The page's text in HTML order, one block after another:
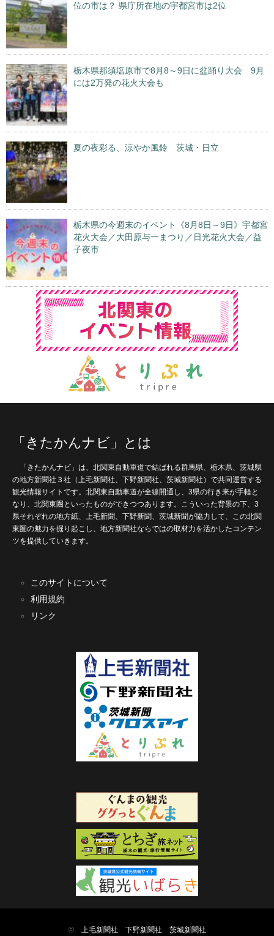
位の市は？ 県庁所在地の宇都宮市は2位
栃木県那須塩原市で8月8～9日に盆踊り大会 9月
には2万発の花火大会も
夏の夜彩る、涼やか風鈴 茨城・日立
栃木県の今週末のイベント《8月8日～9日》宇都宮
花火大会／大田原与一まつり／日光花火大会／益
子夜市
「きたかんナビ」とは
「きたかんナビ」は、北関東自動車道で結ばれる群馬県、栃木県、茨城県
の地方新聞社３社（上毛新聞社、下野新聞社、茨城新聞社）で共同運営する
観光情報サイトです。北関東自動車道が全線開通し、3県の行き来が手軽と
なり、北関東圏といったものができつつあります。こういった背景の下、3
県それぞれの地方紙、上毛新聞、下野新聞、茨城新聞が協力して、この北関
東圏の魅力を掘り起こし、地方新聞社ならではの取材力を活かしたコンテン
ツを提供していきます。
このサイトについて
利用規約
リンク
© 上毛新聞社 下野新聞社 茨城新聞社